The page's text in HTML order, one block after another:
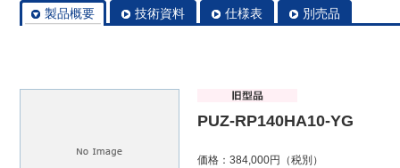
製品概要 技術資料 仕様表 別売品
PUZ-RP140HA10-YG
価格：384,000円（税別）